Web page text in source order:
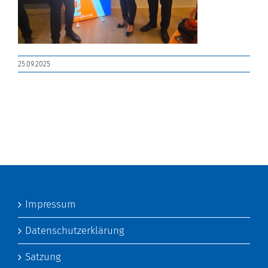
25.09.2025
Impressum
Datenschutzerklärung
Satzung